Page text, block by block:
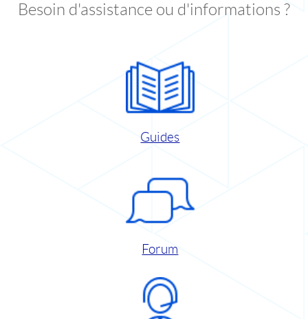
Besoin d'assistance ou d'informations ?
Guides
Forum